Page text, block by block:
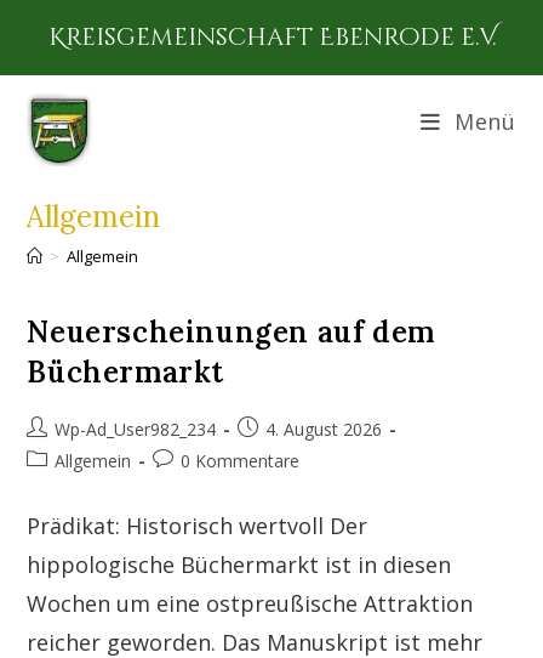
springen
Kreisgemeinschaft Ebenrode e.V.
Menü
Allgemein
> Allgemein
Neuerscheinungen auf dem
Büchermarkt
Beitrags-
Autor:
Wp-Ad_User982_234
Beitrag
veröffentlicht:
4. August 2026
Beitrags-
Allgemein
Beitrags-
0 Kommentare
Prädikat: Historisch wertvoll Der
hippologische Büchermarkt ist in diesen
Wochen um eine ostpreußische Attraktion
reicher geworden. Das Manuskript ist mehr